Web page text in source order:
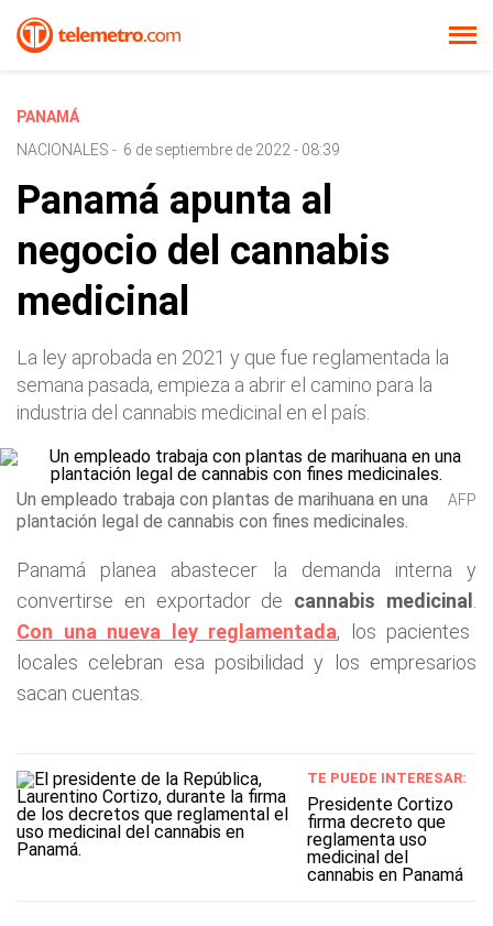
PANAMÁ
NACIONALES - 6 de septiembre de 2022 - 08:39
Panamá apunta al
negocio del cannabis
medicinal
La ley aprobada en 2021 y que fue reglamentada la
semana pasada, empieza a abrir el camino para la
industria del cannabis medicinal en el país.
Un empleado trabaja con plantas de marihuana en una
plantación legal de cannabis con fines medicinales.
AFP
Panamá planea abastecer la demanda interna y
convertirse en exportador de cannabis medicinal
Con una nueva ley reglamentada, los pacientes
locales celebran esa posibilidad y los empresarios
sacan cuentas.
TE PUEDE INTERESAR:
Presidente Cortizo
firma decreto que
reglamenta uso
medicinal del
cannabis en Panamá